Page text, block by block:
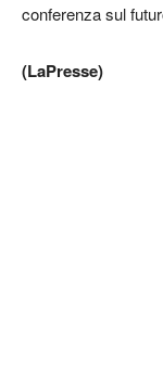
conferenza sul
(LaPresse)